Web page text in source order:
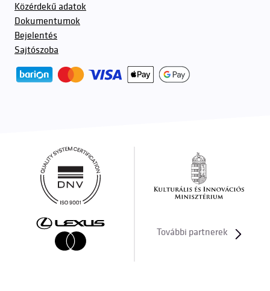
Közérdekű adatok
Dokumentumok
Bejelentés
Sajtószoba
További partnerek